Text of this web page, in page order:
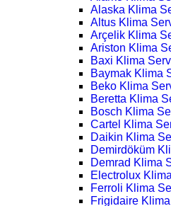
Alaska Klima
Altus Klima
Arçelik Klima
Ariston Klima
Baxi Klima
Baymak Klima
Beko Klima
Beretta Klima
Bosch Klima
Cartel Klima
Daikin Klima
Demirdöküm
Demrad Klima
Electrolux
Ferroli Klima
Frigidaire